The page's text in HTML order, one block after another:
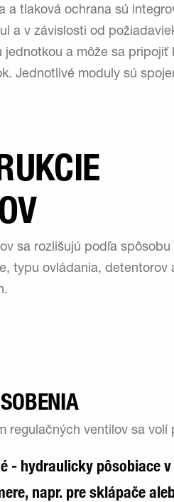
a tlaková ochrana sú
a v závislosti od
jednotkou a môže sa
Jednotlivé moduly sú
sa rozlišujú podľa spôsobu
typu ovládania, detentorov
regulačných ventilov sa volí
- hydraulicky pôsobiace v
napr. pre sklápače